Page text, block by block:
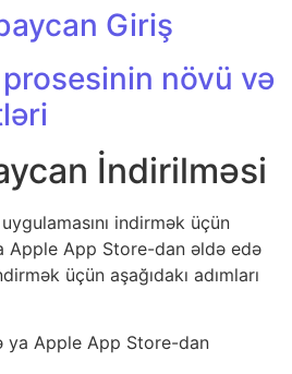
Giriş
növü və
İndirilməsi
indirmək üçün
Apple App Store-dan əldə edə
üçün aşağıdakı adımları
ya Apple App Store-dan